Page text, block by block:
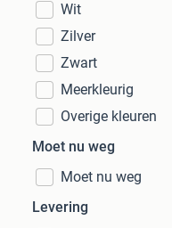
Wit
Zilver
Zwart
Meerkleurig
Overige kleuren
Moet nu weg
Moet nu weg
Levering